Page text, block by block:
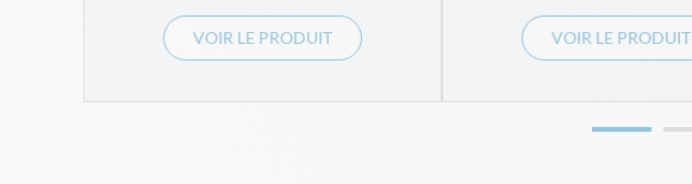
VOIR LE PRODUIT VOIR LE PRODUIT